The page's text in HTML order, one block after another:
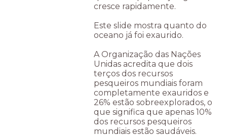
cresce rapidamente.
Este slide mostra quanto do
oceano já foi exaurido.
A Organização das Nações
Unidas acredita que dois
terços dos recursos
pesqueiros mundiais foram
completamente exauridos e
26% estão sobreexplorados, o
que significa que apenas 10%
dos recursos pesqueiros
mundiais estão saudáveis.